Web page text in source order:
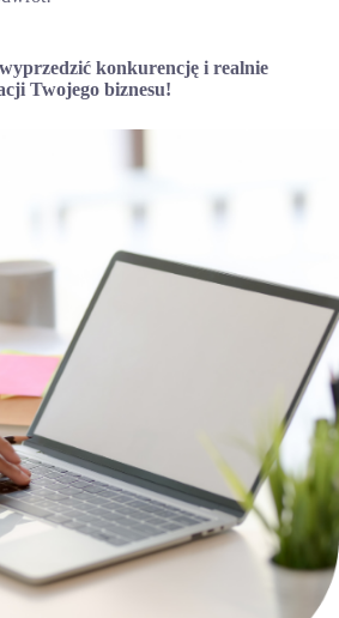
konkurencję i realnie
Twojego biznesu!